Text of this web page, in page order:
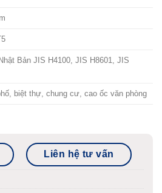
Bản JIS H4100, JIS H8601, JIS
biệt thự, chung cư, cao ốc văn phòng
Liên hệ tư vấn